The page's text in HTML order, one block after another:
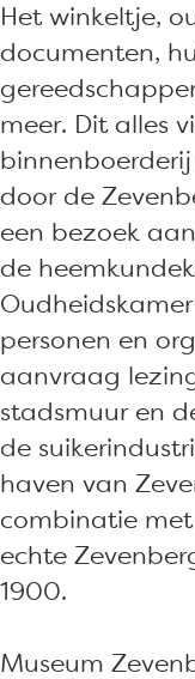
r
b
e
r
g
e
n
n
b
e
r
g
e
n
r
g
e
n
e
n
b
e
r
g
e
n
Het winkeltje,
documenten,
meer. Dit alles
door de
een bezoek
de
personen en
aanvraag
stadsmuur en
de
haven van
combinatie
echte
1900.
Museum